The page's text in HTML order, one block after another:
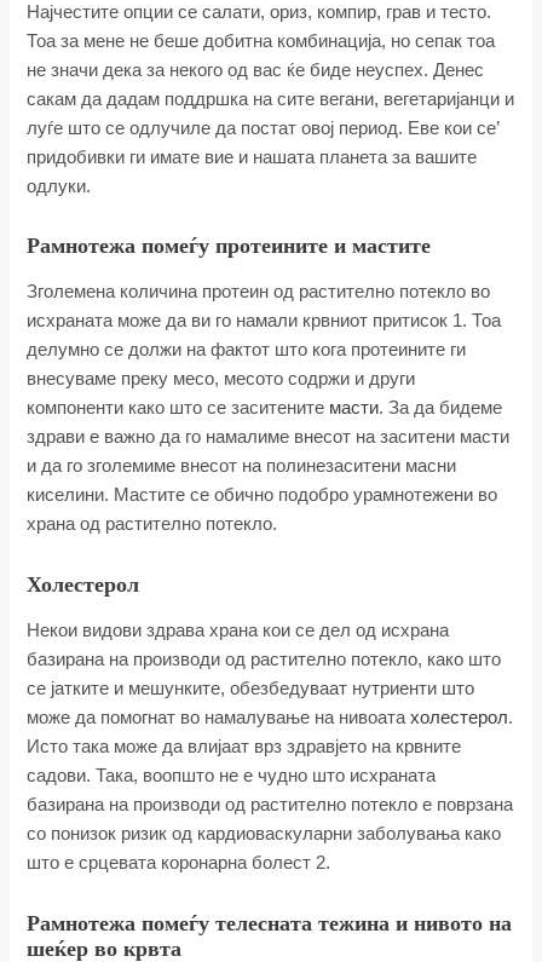
Најчестите опции се салати, ориз, компир, грав и тесто.
Тоа за мене не беше добитна комбинација, но сепак тоа
не значи дека за некого од вас ќе биде неуспех. Денес
сакам да дадам поддршка на сите вегани, вегетаријанци и
луѓе што се одлучиле да постат овој период. Еве кои сe’
придобивки ги имате вие и нашата планета за вашите
одлуки.
Рамнотежа помеѓу протеините и мастите
Зголемена количина протеин од растително потекло во
исхраната може да ви го намали крвниот притисок 1. Тоа
делумно се должи на фактот што кога протеините ги
внесуваме преку месо, месото содржи и други
компоненти како што се заситените масти. За да бидеме
здрави е важно да го намалиме внесот на заситени масти
и да го зголемиме внесот на полинезаситени масни
киселини. Мастите се обично подобро урамнотежени во
храна од растително потекло.
Холестерол
Некои видови здрава храна кои се дел од исхрана
базирана на производи од растително потекло, како што
се јатките и мешунките, обезбедуваат нутриенти што
може да помогнат во намалување на нивоатахолестерол.
Исто така може да влијаат врз здравјето на крвните
садови. Така, воопшто не е чудно што исхраната
базирана на производи од растително потекло е поврзана
со понизок ризик од кардиоваскуларни заболувања како
што е срцевата коронарна болест 2.
Рамнотежа помеѓу телесната тежина и нивото на
шеќер во крвта